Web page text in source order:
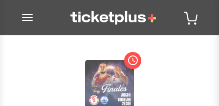
desplegar navegación
access_time